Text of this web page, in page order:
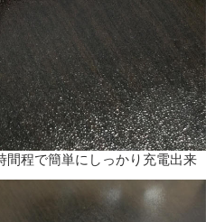
間程で簡単にしっかり充電出来